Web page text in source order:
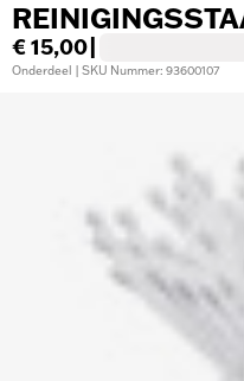
€ 15,00
Onderdeel | SKU Nummer: 93600107